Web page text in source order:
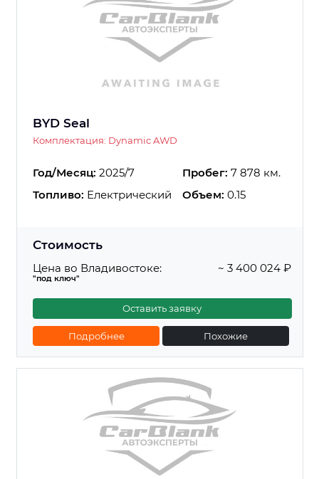
BYD Seal
Комплектация: Dynamic AWD
Год/Месяц: 2025/7 Пробег: 7 878 км.
Топливо: Електрический Объем: 0.15
Стоимость
Цена во Владивостоке:
"под ключ"
~ 3 400 024 ₽
Оставить заявку
Подробнее Похожие